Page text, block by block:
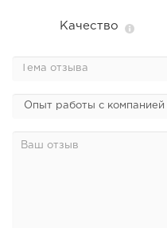
Качество